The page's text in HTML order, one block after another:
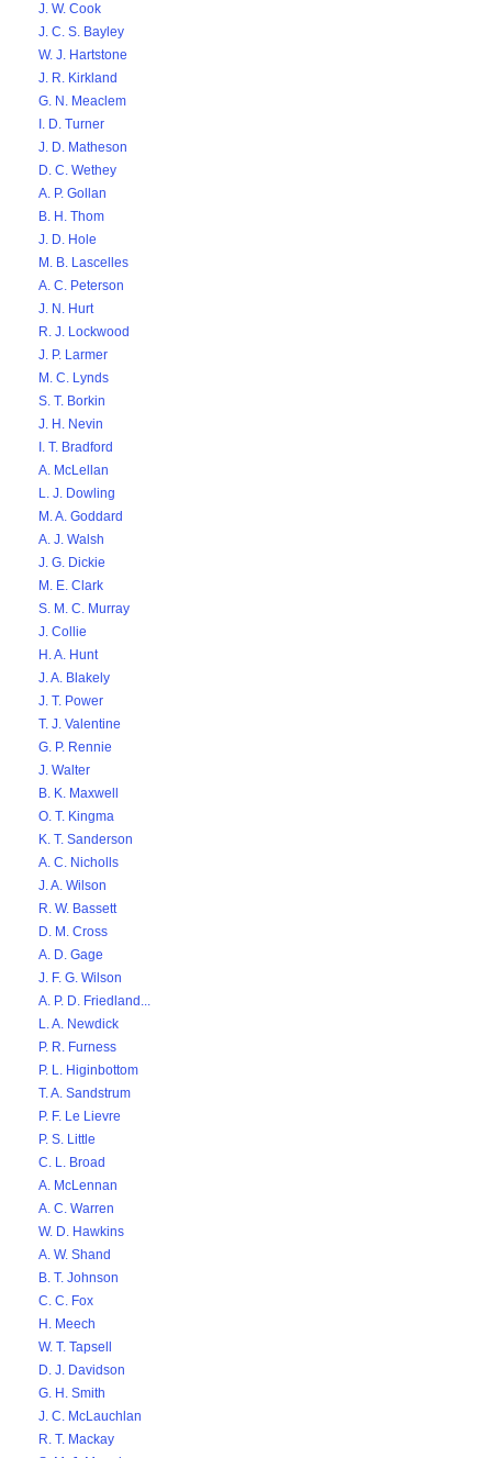
J. W. Cook
J. C. S. Bayley
W. J. Hartstone
J. R. Kirkland
G. N. Meaclem
I. D. Turner
J. D. Matheson
D. C. Wethey
A. P. Gollan
B. H. Thom
J. D. Hole
M. B. Lascelles
A. C. Peterson
J. N. Hurt
R. J. Lockwood
J. P. Larmer
M. C. Lynds
S. T. Borkin
J. H. Nevin
I. T. Bradford
A. McLellan
L. J. Dowling
M. A. Goddard
A. J. Walsh
J. G. Dickie
M. E. Clark
S. M. C. Murray
J. Collie
H. A. Hunt
J. A. Blakely
J. T. Power
T. J. Valentine
G. P. Rennie
J. Walter
B. K. Maxwell
O. T. Kingma
K. T. Sanderson
A. C. Nicholls
J. A. Wilson
R. W. Bassett
D. M. Cross
A. D. Gage
J. F. G. Wilson
A. P. D. Friedland...
L. A. Newdick
P. R. Furness
P. L. Higinbottom
T. A. Sandstrum
P. F. Le Lievre
P. S. Little
C. L. Broad
A. McLennan
A. C. Warren
W. D. Hawkins
A. W. Shand
B. T. Johnson
C. C. Fox
H. Meech
W. T. Tapsell
D. J. Davidson
G. H. Smith
J. C. McLauchlan
R. T. Mackay